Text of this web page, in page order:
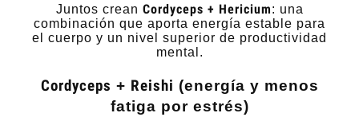
Juntos crean Cordyceps + Hericium: una
combinación que aporta energía estable para
el cuerpo y un nivel superior de productividad
mental.
Cordyceps + Reishi (energía y menos
fatiga por estrés)